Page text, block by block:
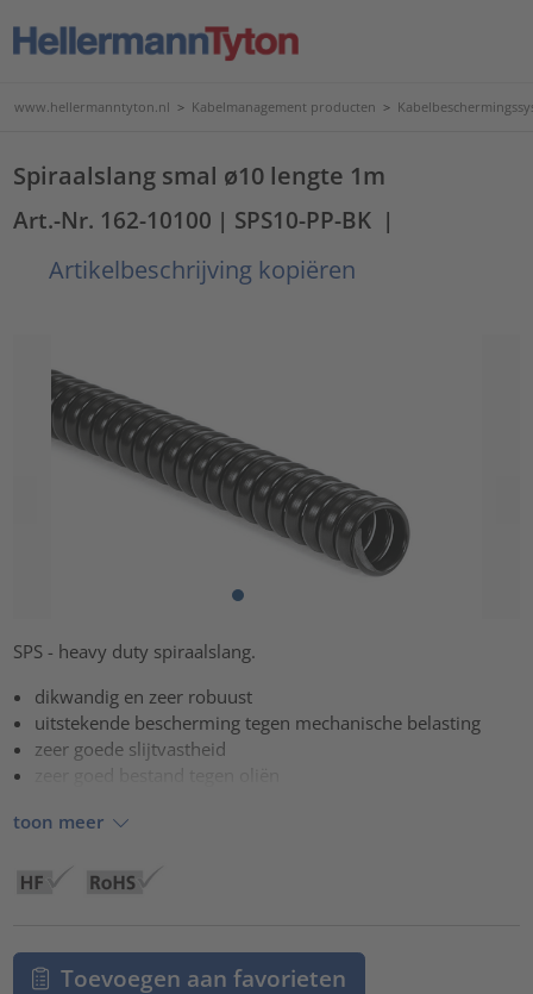
www.hellermanntyton.nl > Kabelmanagement producten >
Spiraalslang smal ø10 lengte 1m
Art.-Nr. 162-10100 | SPS10-PP-BK |
Artikelbeschrijving kopiëren
SPS - heavy duty spiraalslang.
dikwandig en zeer robuust
uitstekende bescherming tegen mechanische belasting
zeer goede slijtvastheid
toon meer
Toevoegen aan favorieten